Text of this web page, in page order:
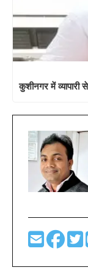
कुशीनगर में व्यापारी